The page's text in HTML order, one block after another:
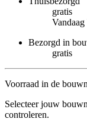
gratis
Bezorgd in
gratis
Voorraad in de
Selecteer jouw
controleren.